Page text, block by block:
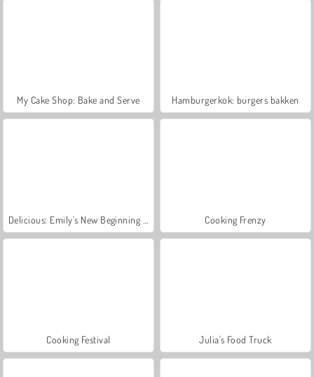
My Cake Shop: Bake and Serve Hamburgerkok: burgers bakken
Cooking Frenzy
Cooking Festival Julia's Food Truck